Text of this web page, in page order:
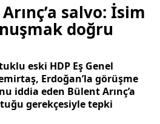
salvo: İsim
doğru
eski HDP Eş Genel
Erdoğan’la görüşme
iddia eden Bülent Arınç’a
gerekçesiyle tepki